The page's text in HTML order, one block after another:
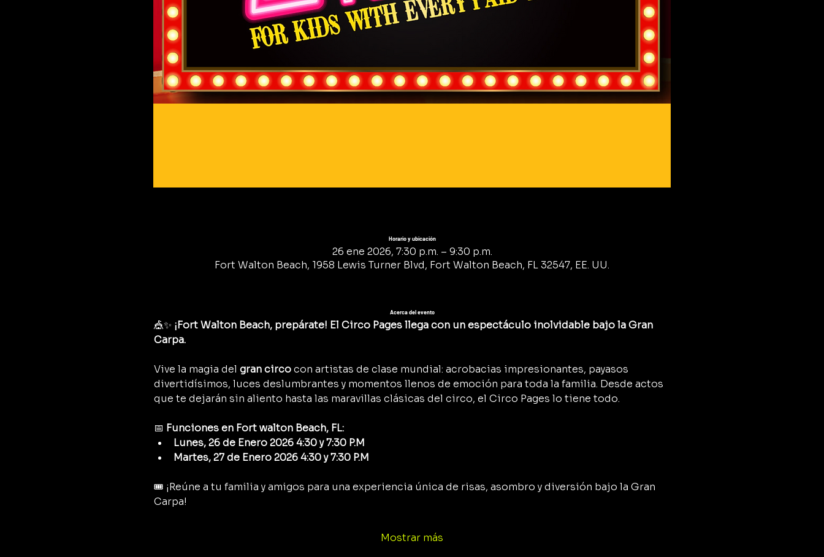
Horario y ubicación
26 ene 2026, 7:30 p.m. – 9:30 p.m.
Fort Walton Beach, 1958 Lewis Turner Blvd, Fort Walton Beach, FL 32547, EE. UU.
Acerca del evento
🎪✨ ¡Fort Walton Beach, prepárate! El Circo Pages llega con un espectáculo inolvidable bajo la Gran
Carpa.
Vive la magia del gran circo con artistas de clase mundial: acrobacias impresionantes, payasos
divertidísimos, luces deslumbrantes y momentos llenos de emoción para toda la familia. Desde actos
que te dejarán sin aliento hasta las maravillas clásicas del circo, el Circo Pages lo tiene todo.
📅 Funciones en Fort walton Beach, FL:
Lunes, 26 de Enero 2026 4:30 y 7:30 P.M
Martes, 27 de Enero 2026 4:30 y 7:30 P.M
🎟️ ¡Reúne a tu familia y amigos para una experiencia única de risas, asombro y diversión bajo la Gran
Carpa!
Mostrar más